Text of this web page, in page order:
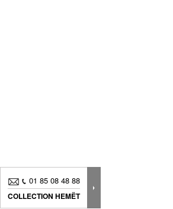
01 85 08 48 88
COLLECTION HEMËT